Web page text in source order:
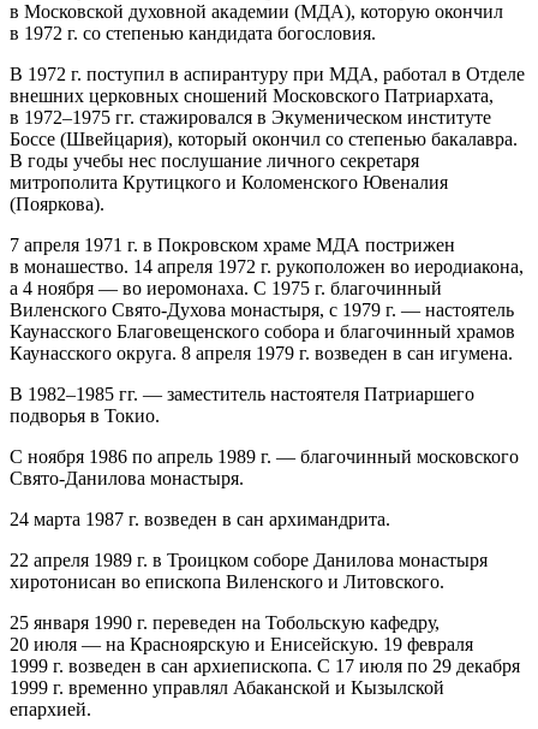
в Московской духовной академии (МДА), которую окончил
в 1972 г. со степенью кандидата богословия.
В 1972 г. поступил в аспирантуру при МДА, работал в Отделе
внешних церковных сношений Московского Патриархата,
в 1972–1975 гг. стажировался в Экуменическом институте
Боссе (Швейцария), который окончил со степенью бакалавра.
В годы учебы нес послушание личного секретаря
митрополита Крутицкого и Коломенского Ювеналия
(Пояркова).
7 апреля 1971 г. в Покровском храме МДА пострижен
в монашество. 14 апреля 1972 г. рукоположен во иеродиакона,
а 4 ноября — во иеромонаха. С 1975 г. благочинный
Виленского Свято-Духова монастыря, с 1979 г. — настоятель
Каунасского Благовещенского собора и благочинный храмов
Каунасского округа. 8 апреля 1979 г. возведен в сан игумена.
В 1982–1985 гг. — заместитель настоятеля Патриаршего
подворья в Токио.
С ноября 1986 по апрель 1989 г. — благочинный московского
Свято-Данилова монастыря.
24 марта 1987 г. возведен в сан архимандрита.
22 апреля 1989 г. в Троицком соборе Данилова монастыря
хиротонисан во епископа Виленского и Литовского.
25 января 1990 г. переведен на Тобольскую кафедру,
20 июля — на Красноярскую и Енисейскую. 19 февраля
1999 г. возведен в сан архиепископа. С 17 июля по 29 декабря
1999 г. временно управлял Абаканской и Кызылской
епархией.